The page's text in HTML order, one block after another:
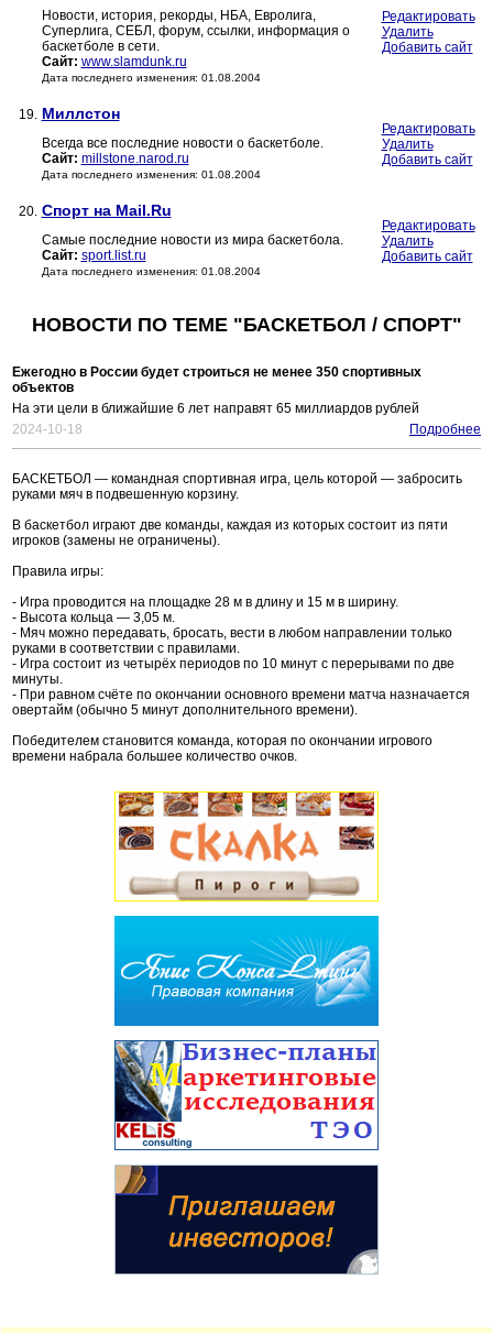
Новости, история, рекорды, НБА, Евролига,
Суперлига, СЕБЛ, форум, ссылки, информация о
баскетболе в сети.
Сайт: www.slamdunk.ru
Дата последнего изменения: 01.08.2004
Редактировать
Удалить
Добавить сайт
19. Миллстон
Всегда все последние новости о баскетболе.
Сайт: millstone.narod.ru
Дата последнего изменения: 01.08.2004
Редактировать
Удалить
Добавить сайт
20. Спорт на Mail.Ru
Самые последние новости из мира баскетбола.
Сайт: sport.list.ru
Дата последнего изменения: 01.08.2004
Редактировать
Удалить
Добавить сайт
НОВОСТИ ПО ТЕМЕ "БАСКЕТБОЛ / СПОРТ"
Ежегодно в России будет строиться не менее 350 спортивных
объектов
На эти цели в ближайшие 6 лет направят 65 миллиардов рублей
2024-10-18
Подробнее
БАСКЕТБОЛ — командная спортивная игра, цель которой — забросить
руками мяч в подвешенную корзину.
В баскетбол играют две команды, каждая из которых состоит из пяти
игроков (замены не ограничены).
Правила игры:
- Игра проводится на площадке 28 м в длину и 15 м в ширину.
- Высота кольца — 3,05 м.
- Мяч можно передавать, бросать, вести в любом направлении только
руками в соответствии с правилами.
- Игра состоит из четырёх периодов по 10 минут с перерывами по две
минуты.
- При равном счёте по окончании основного времени матча назначается
овертайм (обычно 5 минут дополнительного времени).
Победителем становится команда, которая по окончании игрового
времени набрала большее количество очков.